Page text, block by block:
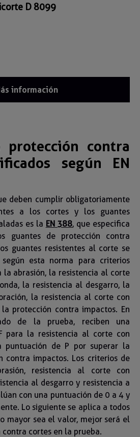
D 8099
información
protección contra
según EN
deben cumplir obligatoriamente
a los cortes y los guantes
es la EN 388, que especifica
guantes de protección contra
guantes resistentes al corte se
esta norma para criterios
la abrasión, la resistencia al corte
la resistencia al desgarro, la
la resistencia al corte con
protección contra impactos. En
de la prueba, reciben una
para la resistencia al corte con
puntuación de P por superar la
contra impactos. Los criterios de
resistencia al corte con
al desgarro y resistencia a
con una puntuación de 0 a 4 y
Lo siguiente se aplica a todos
mayor sea el valor, mejor será el
cortes en la prueba.